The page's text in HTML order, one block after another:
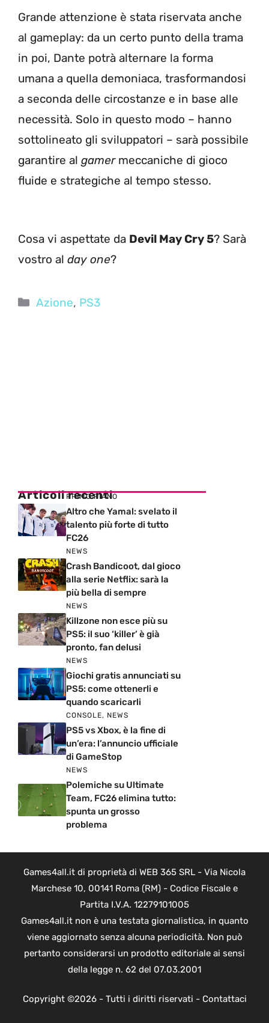
Grande attenzione è stata riservata anche
al gameplay: da un certo punto della trama
in poi, Dante potrà alternare la forma
umana a quella demoniaca, trasformandosi
a seconda delle circostanze e in base alle
necessità. Solo in questo modo – hanno
sottolineato gli sviluppatori – sarà possibile
garantire al gamermeccaniche di gioco
fluide e strategiche al tempo stesso.
Cosa vi aspettate da Devil May Cry 5? Sarà
vostro al day one?
Categorie
Azione, PS3
Articoli recenti
PRIMO PIANO
Altro che Yamal: svelato il
talento più forte di tutto
FC26
NEWS
Crash Bandicoot, dal gioco
alla serie Netflix: sarà la
più bella di sempre
NEWS
Killzone non esce più su
PS5: il suo ‘killer’ è già
pronto, fan delusi
NEWS
Giochi gratis annunciati su
PS5: come ottenerli e
quando scaricarli
CONSOLE, NEWS
PS5 vs Xbox, è la fine di
un’era: l’annuncio ufficiale
di GameStop
NEWS
Polemiche su Ultimate
Team, FC26 elimina tutto:
spunta un grosso
problema
Games4all.it di proprietà di WEB 365 SRL - Via Nicola
Marchese 10, 00141 Roma (RM) - Codice Fiscale e
Partita I.V.A. 12279101005
Games4all.it non è una testata giornalistica, in quanto
viene aggiornato senza alcuna periodicità. Non può
pertanto considerarsi un prodotto editoriale ai sensi
della legge n. 62 del 07.03.2001
Copyright ©2026 - Tutti i diritti riservati - Contattaci